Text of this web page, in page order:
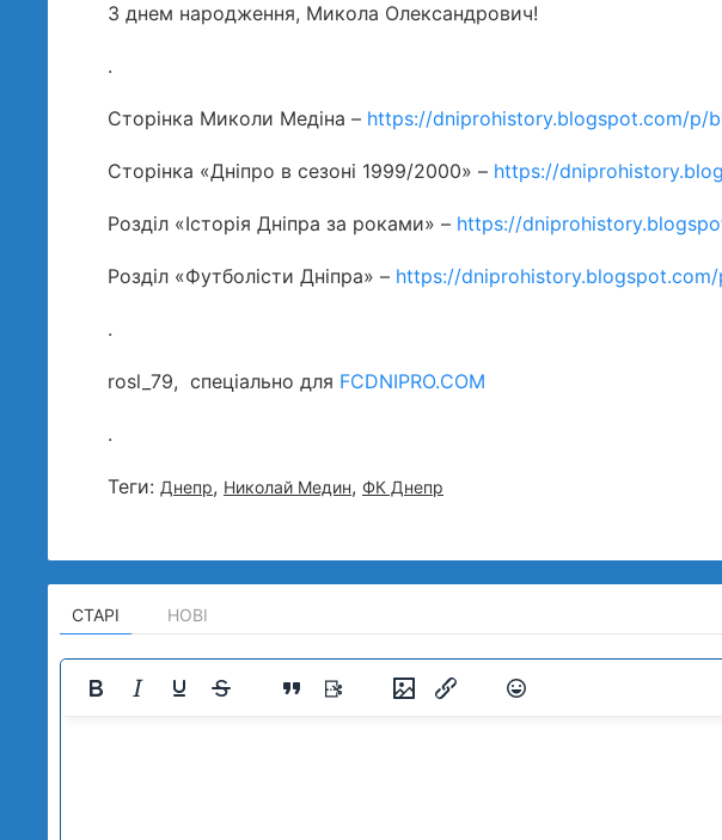
З днем народження, Микола Олександрович!
.
Сторінка Миколи Медіна – https://dniprohistory.blogspot.com/p/
Сторінка «Дніпро в сезоні 1999/2000» – https://
Розділ «Історія Дніпра за роками» – https://
Розділ «Футболісти Дніпра» – https://
.
rosl_79, спеціально для FCDNIPRO.COM
.
Теги: Днепр, Николай Медин, ФК Днепр
СТАРІ НОВІ